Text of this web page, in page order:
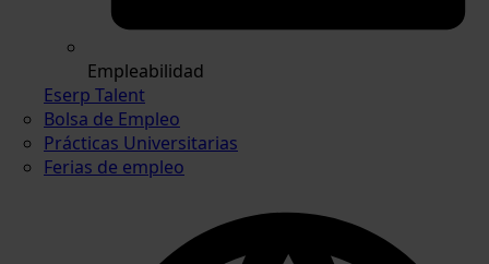
Empleabilidad
Eserp Talent
Bolsa de Empleo
Prácticas Universitarias
Ferias de empleo